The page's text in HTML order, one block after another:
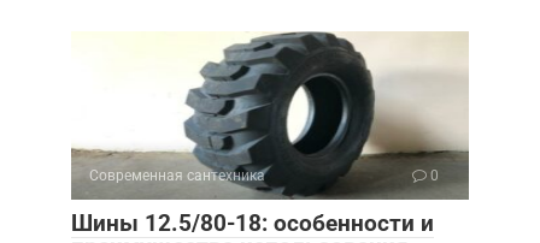
Современная сантехника 0
Шины 12.5/80-18: особенности и